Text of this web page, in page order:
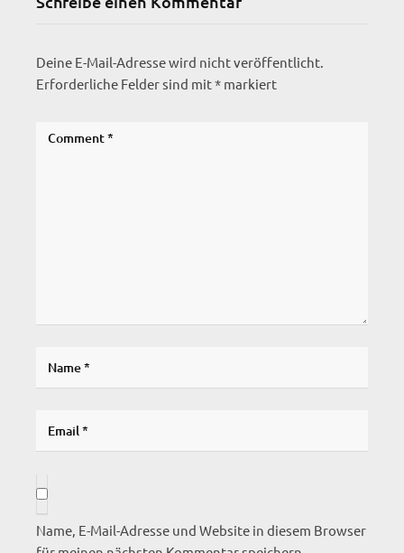
Deine E-Mail-Adresse wird nicht veröffentlicht.
Erforderliche Felder sind mit* markiert
Name, E-Mail-Adresse und Website in diesem Browser